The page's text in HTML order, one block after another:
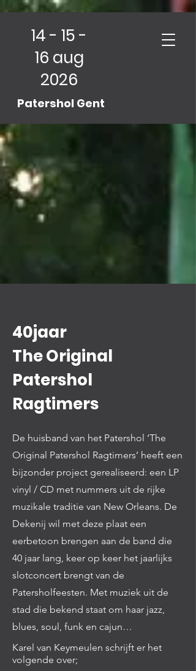
14 - 15 -
16 aug
2026
Patershol Gent
40jaar
The Original
Patershol
Ragtimers
De huisband van het Patershol ‘The
Original Patershol Ragtimers’ heeft een
bijzonder project gerealiseerd: een LP
vinyl / CD met nummers uit de rijke
muzikale traditie van New Orleans. De
Dekenij wil met deze plaat een
eerbetoon brengen aan de band die
40 jaar lang, keer op keer het jaarlijks
slotconcert brengt van de
Patersholfeesten. Met muziek uit de
stad die bekend staat om haar jazz,
blues, soul, funk en cajun…
Karel van Keymeulen schrijft er het
volgende over;